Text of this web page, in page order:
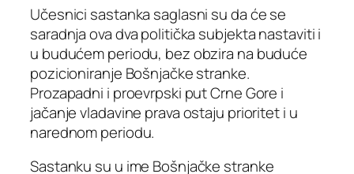
Učesnici sastanka saglasni su da će se
saradnja ova dva politička subjekta nastaviti i
u budućem periodu, bez obzira na buduće
pozicioniranje Bošnjačke stranke.
Prozapadni i proevrpski put Crne Gore i
jačanje vladavine prava ostaju prioritet i u
narednom periodu.
Sastanku su u ime Bošnjačke stranke